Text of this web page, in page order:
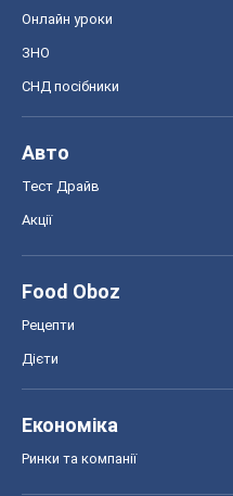
Онлайн уроки
ЗНО
СНД посібники
Авто
Тест Драйв
Акції
Food Oboz
Рецепти
Дієти
Економіка
Ринки та компанії